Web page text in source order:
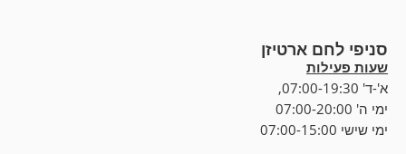
סניפי לחם ארטיזן
שעות פעילות
א'-ד' 07:00-19:30,
ימי ה' 07:00-20:00
ימי שישי 07:00-15:00